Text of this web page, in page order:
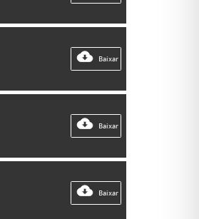
Baixar
Baixar
Baixar